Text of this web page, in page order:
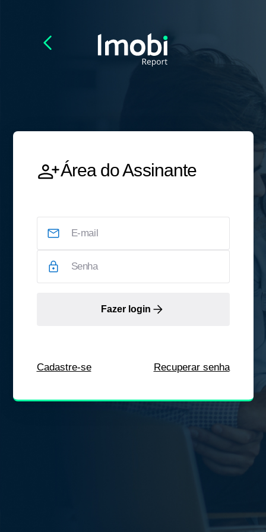
Área do Assinante
Fazer login
Cadastre-se Recuperar senha